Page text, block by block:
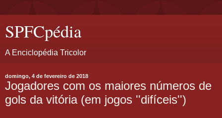
SPFCpédia
A Enciclopédia Tricolor
domingo, 4 de fevereiro de 2018
Jogadores com os maiores números de
gols da vitória (em jogos ''difíceis'')